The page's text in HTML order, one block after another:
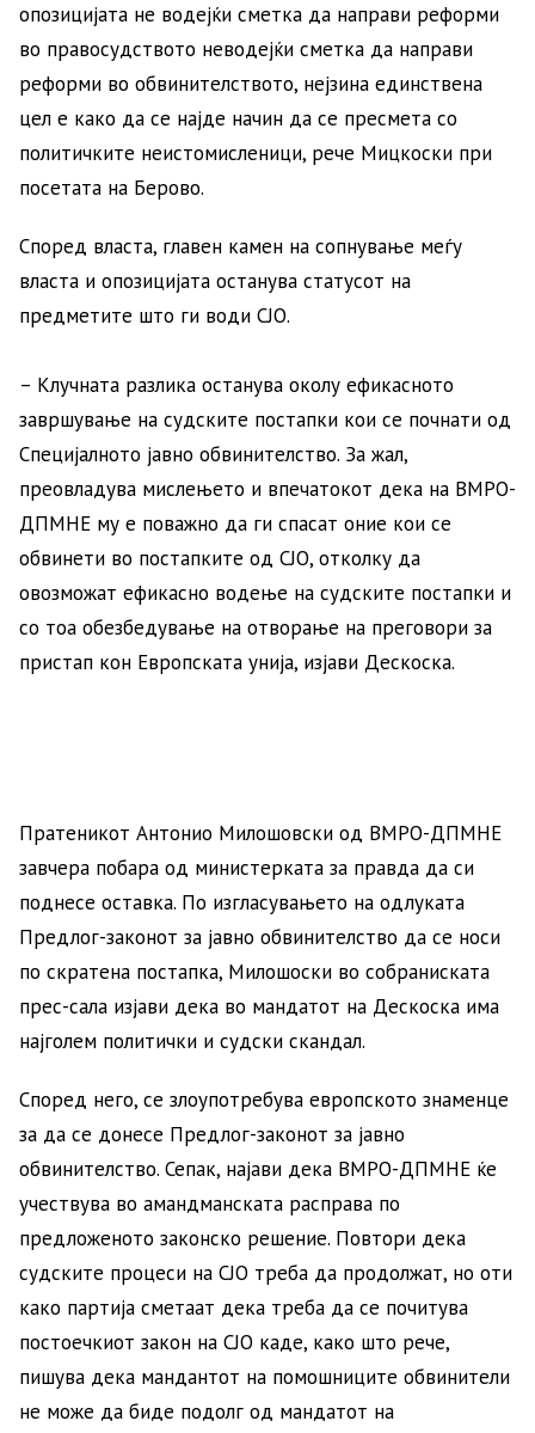
опозицијата не водејќи сметка да направи реформи
во правосудството неводејќи сметка да направи
реформи во обвинителството, нејзина единствена
цел е како да се најде начин да се пресмета со
политичките неистомисленици, рече Мицкоски при
посетата на Берово.
Според власта, главен камен на сопнување меѓу
власта и опозицијата останува статусот на
предметите што ги води СЈО.
– Клучната разлика останува околу ефикасното
завршување на судските постапки кои се почнати од
Специјалното јавно обвинителство. За жал,
преовладува мислењето и впечатокот дека на ВМРО-
ДПМНЕ му е поважно да ги спасат оние кои се
обвинети во постапките од СЈО, отколку да
овозможат ефикасно водење на судските постапки и
со тоа обезбедување на отворање на преговори за
пристап кон Европската унија, изјави Дескоска.
Пратеникот Антонио Милошовски од ВМРО-ДПМНЕ
завчера побара од министерката за правда да си
поднесе оставка. По изгласувањето на одлуката
Предлог-законот за јавно обвинителство да се носи
по скратена постапка, Милошоски во собраниската
прес-сала изјави дека во мандатот на Дескоска има
најголем политички и судски скандал.
Според него, се злоупотребува европското знаменце
за да се донесе Предлог-законот за јавно
обвинителство. Сепак, најави дека ВМРО-ДПМНЕ ќе
учествува во амандманската расправа по
предложеното законско решение. Повтори дека
судските процеси на СЈО треба да продолжат, но оти
како партија сметаат дека треба да се почитува
постоечкиот закон на СЈО каде, како што рече,
пишува дека мандантот на помошниците обвинители
не може да биде подолг од мандатот на